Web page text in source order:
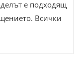
е подходящ
Всички